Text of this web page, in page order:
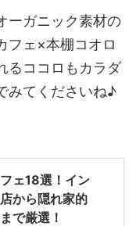
ーガニック素材の
フェ×本棚コオロ
るココロもカラダ
みてくださいね♪
ェ18選！イン
から隠れ家的
で厳選！